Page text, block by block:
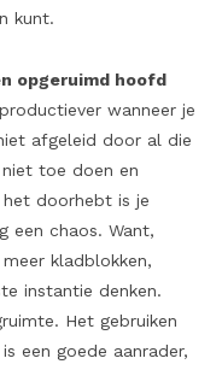
kunt.
opgeruimd hoofd
wanneer je
afgeleid door al die
toe doen en
doorhebt is je
een chaos. Want,
kladblokken,
instantie denken.
Het gebruiken
een goede aanrader,